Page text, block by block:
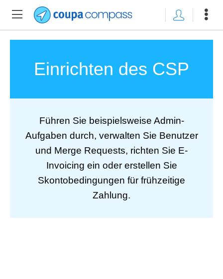
Einrichten des CSP
Führen Sie beispielsweise Admin-
Aufgaben durch, verwalten Sie Benutzer
und Merge Requests, richten Sie E-
Invoicing ein oder erstellen Sie
Skontobedingungen für frühzeitige
Zahlung.